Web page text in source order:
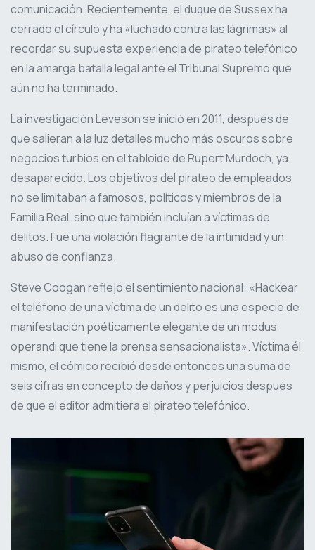
comunicación. Recientemente, el duque de Sussex ha
cerrado el círculo y ha «luchado contra las lágrimas» al
recordar su supuesta experiencia de pirateo telefónico
en la amarga batalla legal ante el Tribunal Supremo que
aún no ha terminado.
La investigación Leveson se inició en 2011, después de
que salieran a la luz detalles mucho más oscuros sobre
negocios turbios en el tabloide de Rupert Murdoch, ya
desaparecido. Los objetivos del pirateo de empleados
no se limitaban a famosos, políticos y miembros de la
Familia Real, sino que también incluían a víctimas de
delitos. Fue una violación flagrante de la intimidad y un
abuso de confianza.
Steve Coogan reflejó el sentimiento nacional: «Hackear
el teléfono de una víctima de un delito es una especie de
manifestación poéticamente elegante de un modus
operandi que tiene la prensa sensacionalista». Víctima él
mismo, el cómico recibió desde entonces una suma de
seis cifras en concepto de daños y perjuicios después
de que el editor admitiera el pirateo telefónico.